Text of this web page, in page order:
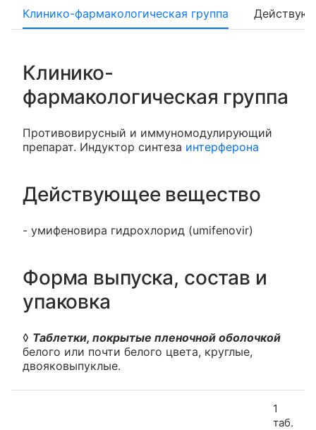
Клинико-фармакологическая группа
Клинико-
фармакологическая группа
Противовирусный и иммуномодулирующий
препарат. Индуктор синтеза интерферона
Действующее вещество
- умифеновира гидрохлорид (umifenovir)
Форма выпуска, состав и
упаковка
◊ Таблетки, покрытые пленочной оболочкой
белого или почти белого цвета, круглые,
двояковыпуклые.
1
таб.